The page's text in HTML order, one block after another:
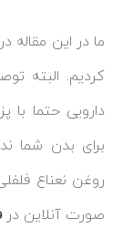
ما در این مقاله
کردیم. البته
دارویی حتما
برای بدن شما
روغن نعناع
صورت آنلاین در